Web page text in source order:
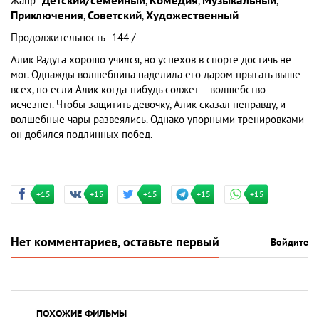
Приключения,Советский,Художественный
Продолжительность 144 /
Алик Радуга хорошо учился, но успехов в спорте достичь не
мог. Однажды волшебница наделила его даром прыгать выше
всех, но если Алик когда-нибудь солжет – волшебство
исчезнет. Чтобы защитить девочку, Алик сказал неправду, и
волшебные чары развеялись. Однако упорными тренировками
он добился подлинных побед.
+15 +15 +15 +15 +15
Нет комментариев, оставьте первый Войдите
ПОХОЖИЕ ФИЛЬМЫ